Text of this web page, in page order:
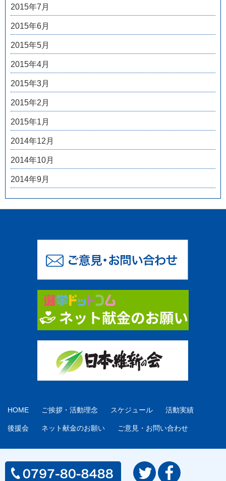
2015年7月
2015年6月
2015年5月
2015年4月
2015年3月
2015年2月
2015年1月
2014年12月
2014年10月
2014年9月
HOME ご挨拶・活動理念 スケジュール 活動実績
後援会 ネット献金のお願い ご意見・お問い合わせ